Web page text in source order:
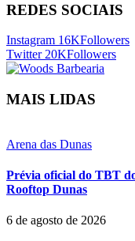
REDES SOCIAIS
Instagram 16KFollowers
Twitter 20KFollowers
MAIS LIDAS
Arena das Dunas
Prévia oficial do TBT
Rooftop Dunas
6 de agosto de 2026